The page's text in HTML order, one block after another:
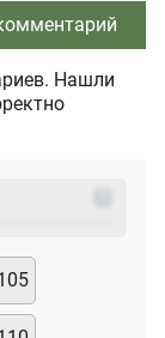
Нашли